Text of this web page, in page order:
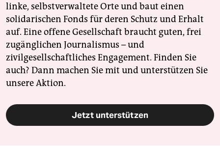
linke, selbstverwaltete Orte und baut einen
solidarischen Fonds für deren Schutz und Erhalt
auf. Eine offene Gesellschaft braucht guten, frei
zugänglichen Journalismus – und
zivilgesellschaftliches Engagement. Finden Sie
auch? Dann machen Sie mit und unterstützen Sie
unsere Aktion.
Jetzt unterstützen